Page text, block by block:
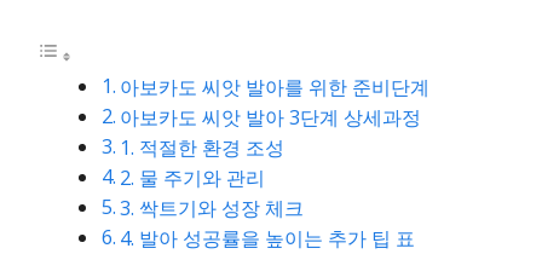
아보카도 씨앗 발아를 위한 준비단계
아보카도 씨앗 발아 3단계 상세과정
1. 적절한 환경 조성
2. 물 주기와 관리
3. 싹트기와 성장 체크
4. 발아 성공률을 높이는 추가 팁 표